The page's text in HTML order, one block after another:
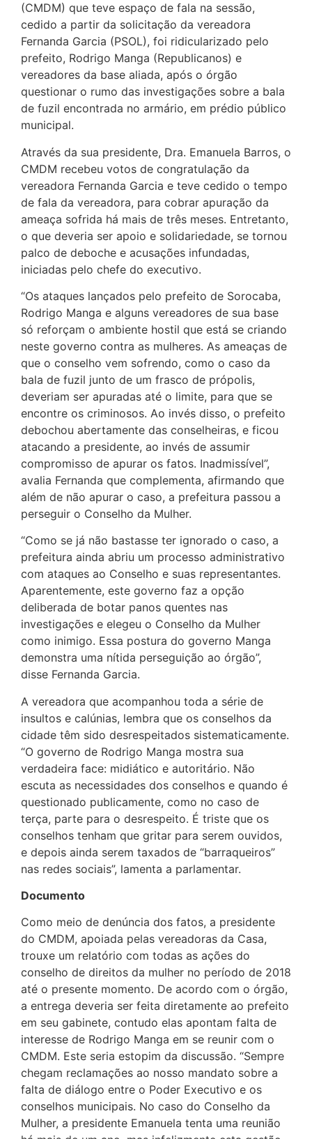
(CMDM) que teve espaço de fala na sessão,
cedido a partir da solicitação da vereadora
Fernanda Garcia (PSOL), foi ridicularizado pelo
prefeito, Rodrigo Manga (Republicanos) e
vereadores da base aliada, após o órgão
questionar o rumo das investigações sobre a bala
de fuzil encontrada no armário, em prédio público
municipal.
Através da sua presidente, Dra. Emanuela Barros, o
CMDM recebeu votos de congratulação da
vereadora Fernanda Garcia e teve cedido o tempo
de fala da vereadora, para cobrar apuração da
ameaça sofrida há mais de três meses. Entretanto,
o que deveria ser apoio e solidariedade, se tornou
palco de deboche e acusações infundadas,
iniciadas pelo chefe do executivo.
“Os ataques lançados pelo prefeito de Sorocaba,
Rodrigo Manga e alguns vereadores de sua base
só reforçam o ambiente hostil que está se criando
neste governo contra as mulheres. As ameaças de
que o conselho vem sofrendo, como o caso da
bala de fuzil junto de um frasco de própolis,
deveriam ser apuradas até o limite, para que se
encontre os criminosos. Ao invés disso, o prefeito
debochou abertamente das conselheiras, e ficou
atacando a presidente, ao invés de assumir
compromisso de apurar os fatos. Inadmissível”,
avalia Fernanda que complementa, afirmando que
além de não apurar o caso, a prefeitura passou a
perseguir o Conselho da Mulher.
“Como se já não bastasse ter ignorado o caso, a
prefeitura ainda abriu um processo administrativo
com ataques ao Conselho e suas representantes.
Aparentemente, este governo faz a opção
deliberada de botar panos quentes nas
investigações e elegeu o Conselho da Mulher
como inimigo. Essa postura do governo Manga
demonstra uma nítida perseguição ao órgão”,
disse Fernanda Garcia.
A vereadora que acompanhou toda a série de
insultos e calúnias, lembra que os conselhos da
cidade têm sido desrespeitados sistematicamente.
“O governo de Rodrigo Manga mostra sua
verdadeira face: midiático e autoritário. Não
escuta as necessidades dos conselhos e quando é
questionado publicamente, como no caso de
terça, parte para o desrespeito. É triste que os
conselhos tenham que gritar para serem ouvidos,
e depois ainda serem taxados de “barraqueiros”
nas redes sociais”, lamenta a parlamentar.
Documento
Como meio de denúncia dos fatos, a presidente
do CMDM, apoiada pelas vereadoras da Casa,
trouxe um relatório com todas as ações do
conselho de direitos da mulher no período de 2018
até o presente momento. De acordo com o órgão,
a entrega deveria ser feita diretamente ao prefeito
em seu gabinete, contudo elas apontam falta de
interesse de Rodrigo Manga em se reunir com o
CMDM. Este seria estopim da discussão. “Sempre
chegam reclamações ao nosso mandato sobre a
falta de diálogo entre o Poder Executivo e os
conselhos municipais. No caso do Conselho da
Mulher, a presidente Emanuela tenta uma reunião